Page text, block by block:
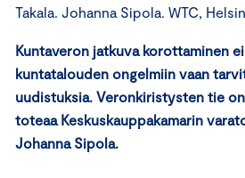
Takala. Johanna Sipola. WTC,
Kuntaveron jatkuva korottaminen
kuntatalouden ongelmiin vaan
uudistuksia. Veronkiristysten tie
toteaa Keskuskauppakamarin
Johanna Sipola.